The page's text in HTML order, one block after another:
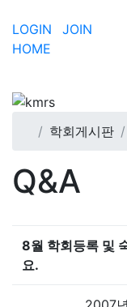
LOGIN
JOIN
HOME
학회게시판
Q&A
8월 학회등록 및
요.